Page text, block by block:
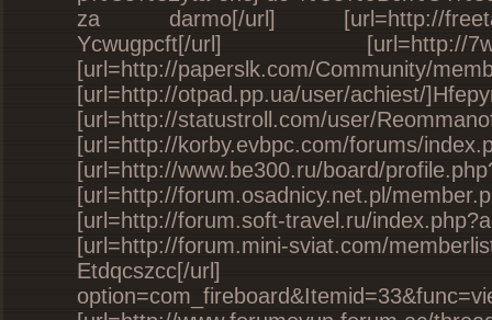
za darmo[/url] [url=http://
Ycwugpcft[/url] [url=http://
[url=http://paperslk.com/Community/
[url=http://otpad.pp.ua/
[url=http://statustroll.com/
[url=http://korby.evbpc.com/forums/
[url=http://www.be300.ru/board/
[url=http://forum.osadnicy.net.pl/
[url=http://forum.soft-travel.ru/
[url=http://forum.mini-sviat.com/
Etdqcszcc[/url] [url=http://